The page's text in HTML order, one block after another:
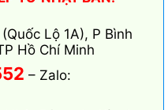
Lộ 1A), P Bình
Hồ Chí Minh
– Zalo: